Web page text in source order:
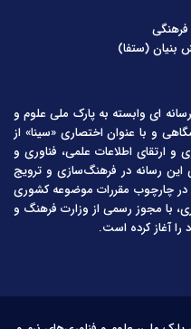
بنیان (ستفا)
ای وابسته به پارک ملی علوم و
و با عنوان اختصاری «سینا» از
سازی و ارتقای اطلاعات علمی، فناوری و
این رسانه در فرهنگ‌سازی و ترویج
در چارچوب مقررات موضوعه کشوری
با مجوز رسمی از وزارت فرهنگ و